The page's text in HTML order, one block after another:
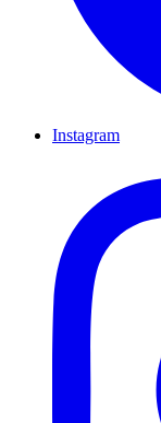
Instagram